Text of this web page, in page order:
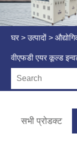
घर > उत्पादों >
वीएफडी एयर कूल्ड
सभी प्रोडक्ट